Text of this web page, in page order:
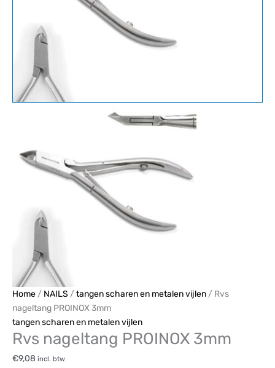
Home / NAILS /tangen scharen en metalen vijlen / Rvs
nageltang PROINOX 3mm
tangen scharen en metalen vijlen
Rvs nageltang PROINOX 3mm
€9,08 incl. btw